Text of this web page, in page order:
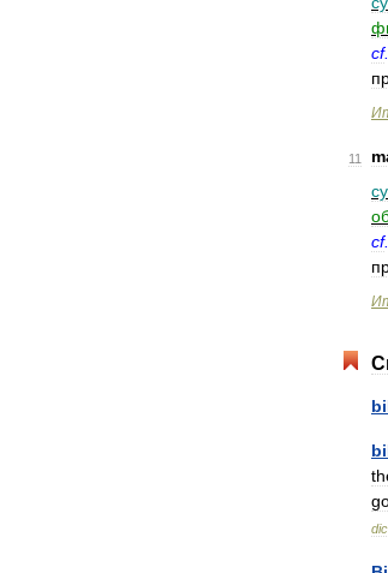
cf.
11
cf.